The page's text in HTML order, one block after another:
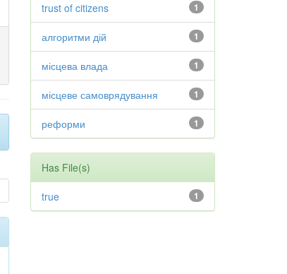
1
trust of citizens
1
алгоритми дій
1
місцева влада
1
місцеве самоврядування
1
реформи
Has File(s)
1
true